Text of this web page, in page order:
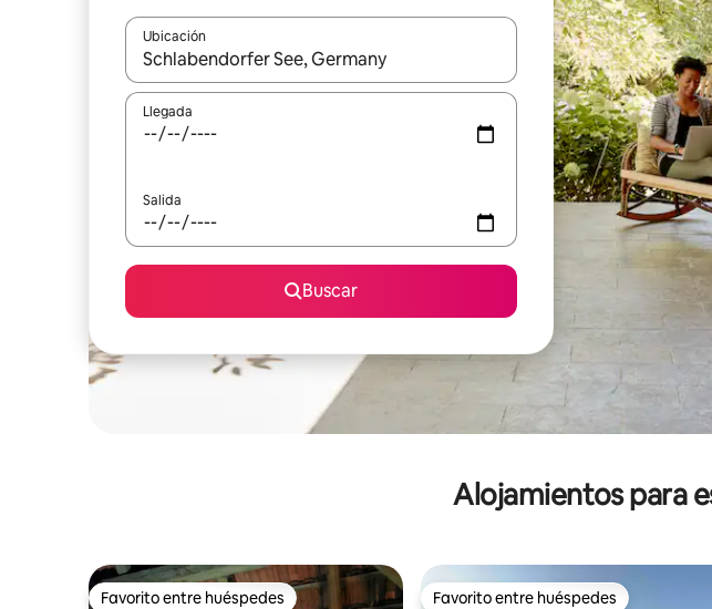
Ubicación
Cuando los resultados estén disponibles, podrás navegar usando las teclas de
Llegada
Salida
Buscar
Alojamientos para
Favorito entre huéspedes Favorito entre huéspedes